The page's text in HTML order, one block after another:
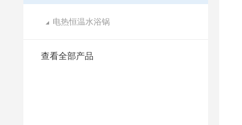
电热恒温水浴锅
查看全部产品